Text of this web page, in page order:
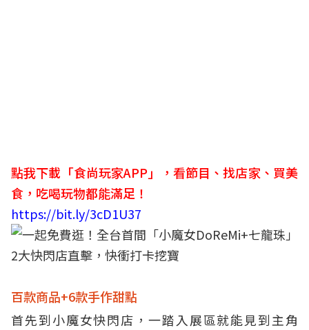
點我下載「食尚玩家APP」，看節目、找店家、買美
食，吃喝玩物都能滿足！
https://bit.ly/3cD1U37
百款商品+6款手作甜點
首先到小魔女快閃店，一踏入展區就能見到主角